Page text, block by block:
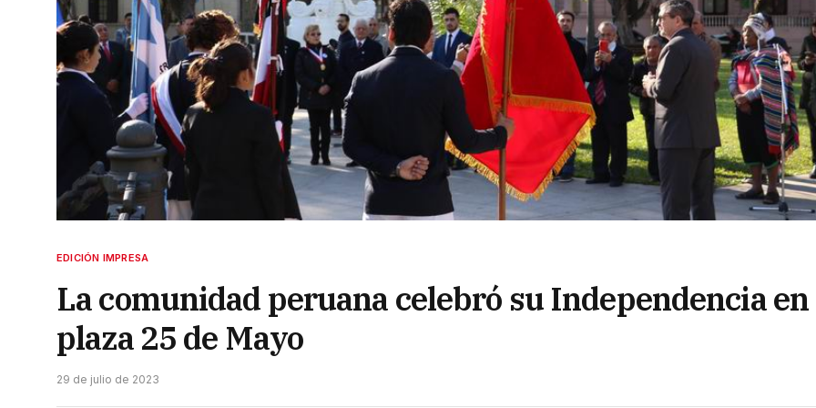
EDICIÓN IMPRESA
La comunidad peruana celebró su Independencia en
plaza 25 de Mayo
29 de julio de 2023